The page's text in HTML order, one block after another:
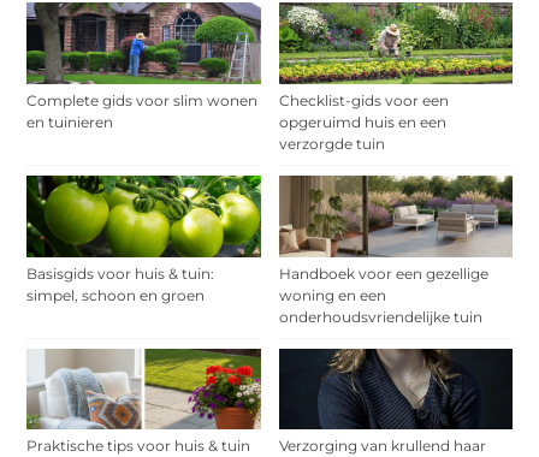
Complete gids voor slim wonen
en tuinieren
Checklist-gids voor een
opgeruimd huis en een
verzorgde tuin
Basisgids voor huis & tuin:
simpel, schoon en groen
Handboek voor een gezellige
woning en een
onderhoudsvriendelijke tuin
Praktische tips voor huis & tuin
Verzorging van krullend haar